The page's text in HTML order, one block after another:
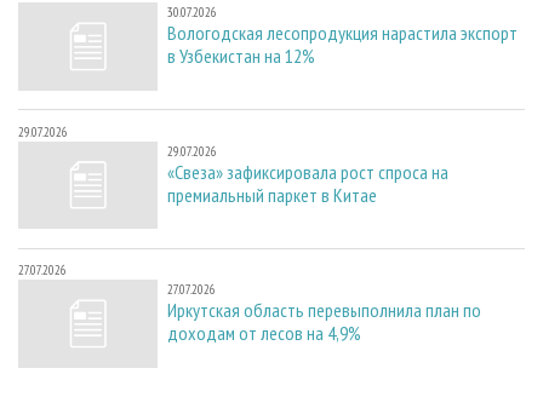
30.07.2026
Вологодская лесопродукция нарастила экспорт
в Узбекистан на 12%
29.07.2026
29.07.2026
«Свеза» зафиксировала рост спроса на
премиальный паркет в Китае
27.07.2026
27.07.2026
Иркутская область перевыполнила план по
доходам от лесов на 4,9%